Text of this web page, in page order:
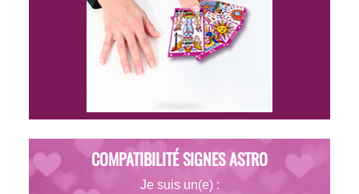
COMPATIBILITÉ SIGNES ASTRO
Je suis un(e) :